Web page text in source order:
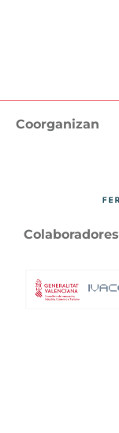
Coorganizan
Colaboradores